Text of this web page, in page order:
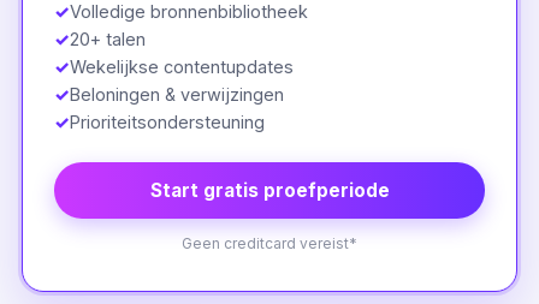
✓Volledige bronnenbibliotheek
✓20+ talen
✓Wekelijkse contentupdates
✓Beloningen & verwijzingen
✓Prioriteitsondersteuning
Start gratis proefperiode
Geen creditcard vereist*